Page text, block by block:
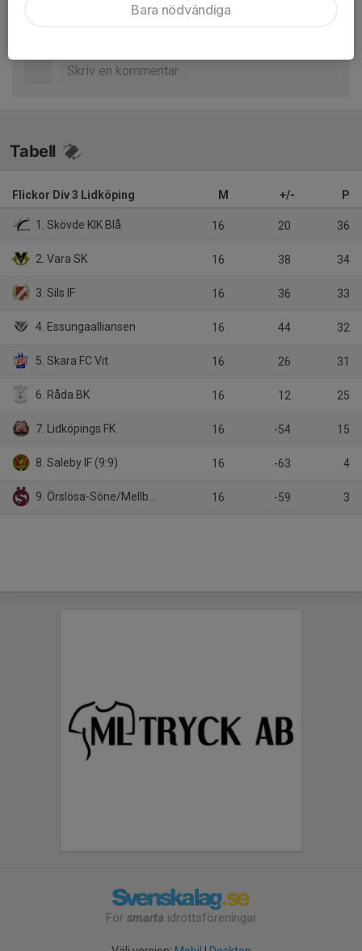
Tabell
Flickor Div 3 Lidköping M +/- P
1. Skövde KIK Blå 16 20 36
2. Vara SK 16 38 34
3. Sils IF 16 36 33
4. Essungaalliansen 16 44 32
5. Skara FC Vit 16 26 31
6. Råda BK 16 12 25
7. Lidköpings FK 16 -54 15
8. Saleby IF (9:9) 16 -63 4
9. Örslösa-Söne/Mellby (9:9) 16 -59 3
För smarta idrottsföreningar
Bara nödvändiga